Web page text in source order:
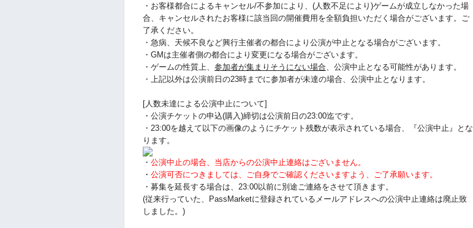
・お客様都合によるキャンセル/不参加により、(人数不足により)ゲームが成立しなかった場
合、キャンセルされたお客様に該当回の開催費用を全額負担いただく場合がございます。ご
了承ください。
・急病、天候不良など興行主催者の都合により公演が中止となる場合がございます。
・GMは主催者側の都合により変更になる場合がございます。
・ゲームの性質上、 参加者が集まりそうにない場合 、公演中止となる可能性があります。
・上記以外は公演前日の23時までに参加者が未達の場合、公演中止となります。
[人数未達による公演中止について]
・公演チケットの申込(購入)締切は公演前日の23:00迄です。
・23:00を越えて以下の画像のようにチケット残数が表示されている場合、『公演中止』とな
ります。
・ 公演中止の場合、当店からの公演中止連絡はございません。
・ 公演可否につきましては、ご自身でご確認くださいますよう、ご了承願います。
・募集を延長する場合は、23:00以前に別途ご連絡をさせて頂きます。
(従来行っていた、PassMarketに登録されているメールアドレスへの公演中止連絡は廃止致
しました。)